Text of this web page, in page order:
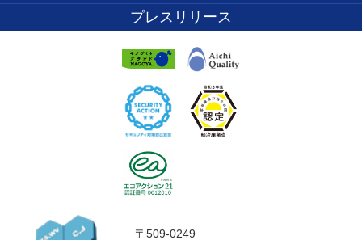
プレスリリース
〒509-0249